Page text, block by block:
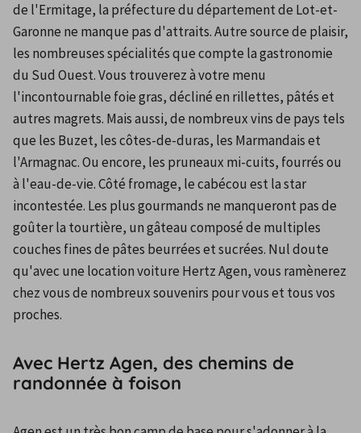
de l'Ermitage, la préfecture du département de Lot-et-
Garonne ne manque pas d'attraits. Autre source de plaisir,
les nombreuses spécialités que compte la gastronomie
du Sud Ouest. Vous trouverez à votre menu
l'incontournable foie gras, décliné en rillettes, pâtés et
autres magrets. Mais aussi, de nombreux vins de pays tels
que les Buzet, les côtes-de-duras, les Marmandais et
l'Armagnac. Ou encore, les pruneaux mi-cuits, fourrés ou
à l'eau-de-vie. Côté fromage, le cabécou est la star
incontestée. Les plus gourmands ne manqueront pas de
goûter la tourtière, un gâteau composé de multiples
couches fines de pâtes beurrées et sucrées. Nul doute
qu'avec une location voiture Hertz Agen, vous ramènerez
chez vous de nombreux souvenirs pour vous et tous vos
proches.
Avec Hertz Agen, des chemins de
randonnée à foison